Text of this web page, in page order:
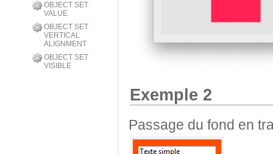
OBJECT SET
VALUE
OBJECT SET
VERTICAL
ALIGNMENT
OBJECT SET
VISIBLE
Exemple 2
Passage du fond en